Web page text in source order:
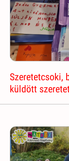
Szeretetcsoki,
küldött